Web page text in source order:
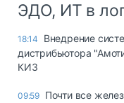
ЭДО, ИТ в
18:14
Внедрение
дистрибьютора
КИЗ
09:59 Почти все